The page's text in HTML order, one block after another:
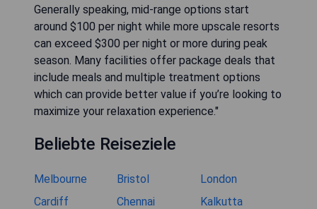
Generally speaking, mid-range options start
around $100 per night while more upscale resorts
can exceed $300 per night or more during peak
season. Many facilities offer package deals that
include meals and multiple treatment options
which can provide better value if you’re looking to
maximize your relaxation experience."
Beliebte Reiseziele
Melbourne Bristol
London
Cardiff
Chennai
Kalkutta